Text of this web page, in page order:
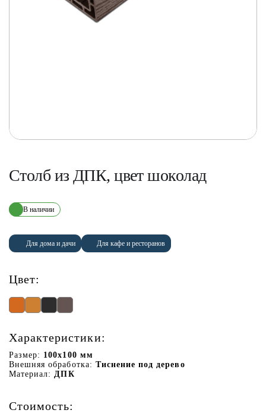
Столб из ДПК, цвет шоколад
В наличии
Для дома и дачи Для кафе и ресторанов
Цвет:
Характеристики:
Размер: 100х100 мм
Внешняя обработка: Тиснение под дерево
Материал: ДПК
Стоимость: